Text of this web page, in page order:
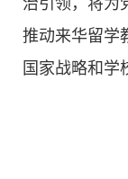
推动来华留学
国家战略和学